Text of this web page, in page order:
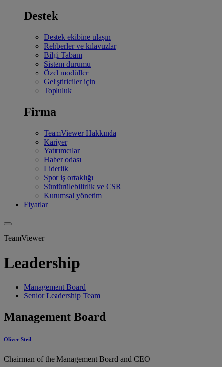
Destek
Destek ekibine ulaşın
Rehberler ve kılavuzlar
Bilgi Tabanı
Sistem durumu
Özel modüller
Geliştiriciler için
Topluluk
Firma
TeamViewer Hakkında
Kariyer
Yatırımcılar
Haber odası
Liderlik
Spor iş ortaklığı
Sürdürülebilirlik ve CSR
Kurumsal yönetim
Fiyatlar
TeamViewer
Leadership
Management Board
Senior Leadership Team
Management Board
Oliver Steil
Chairman of the Management Board and CEO